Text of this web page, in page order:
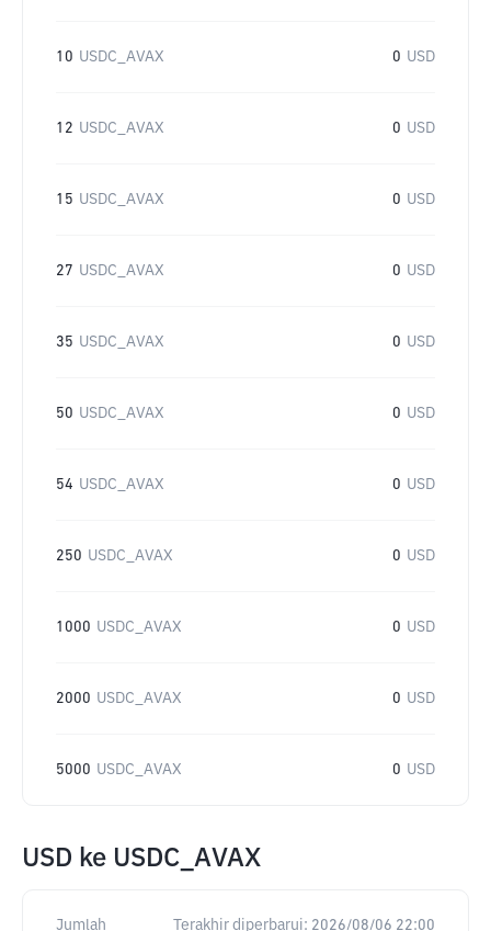
10 USDC_AVAX 0 USD
12 USDC_AVAX 0 USD
15 USDC_AVAX 0 USD
27 USDC_AVAX 0 USD
35 USDC_AVAX 0 USD
50 USDC_AVAX 0 USD
54 USDC_AVAX 0 USD
250 USDC_AVAX 0 USD
1000 USDC_AVAX 0 USD
2000 USDC_AVAX 0 USD
5000 USDC_AVAX 0 USD
USD ke USDC_AVAX
Jumlah Terakhir diperbarui: 2026/08/06 22:00